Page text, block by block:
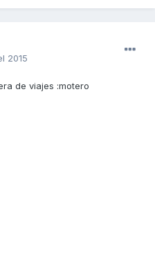
2015
de viajes :motero